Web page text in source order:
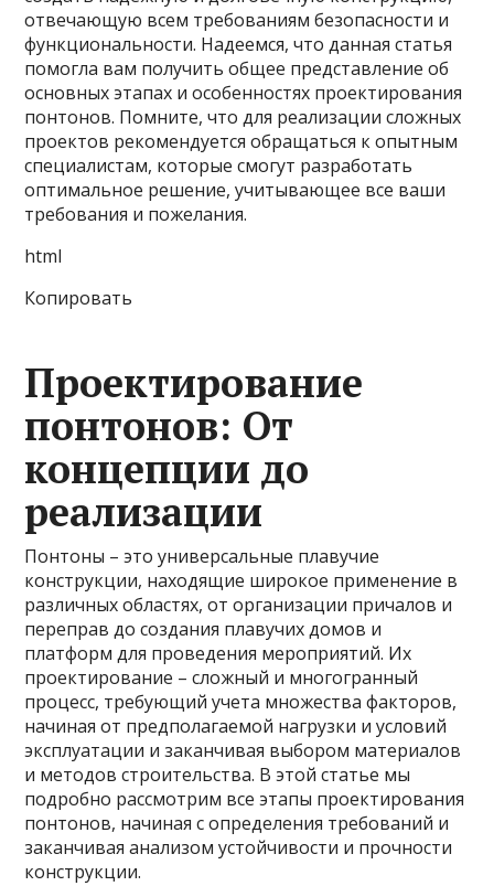
отвечающую всем требованиям безопасности и
функциональности. Надеемся, что данная статья
помогла вам получить общее представление об
основных этапах и особенностях проектирования
понтонов. Помните, что для реализации сложных
проектов рекомендуется обращаться к опытным
специалистам, которые смогут разработать
оптимальное решение, учитывающее все ваши
требования и пожелания.
html
Копировать
Проектирование
понтонов: От
концепции до
реализации
Понтоны – это универсальные плавучие
конструкции, находящие широкое применение в
различных областях, от организации причалов и
переправ до создания плавучих домов и
платформ для проведения мероприятий. Их
проектирование – сложный и многогранный
процесс, требующий учета множества факторов,
начиная от предполагаемой нагрузки и условий
эксплуатации и заканчивая выбором материалов
и методов строительства. В этой статье мы
подробно рассмотрим все этапы проектирования
понтонов, начиная с определения требований и
заканчивая анализом устойчивости и прочности
конструкции.